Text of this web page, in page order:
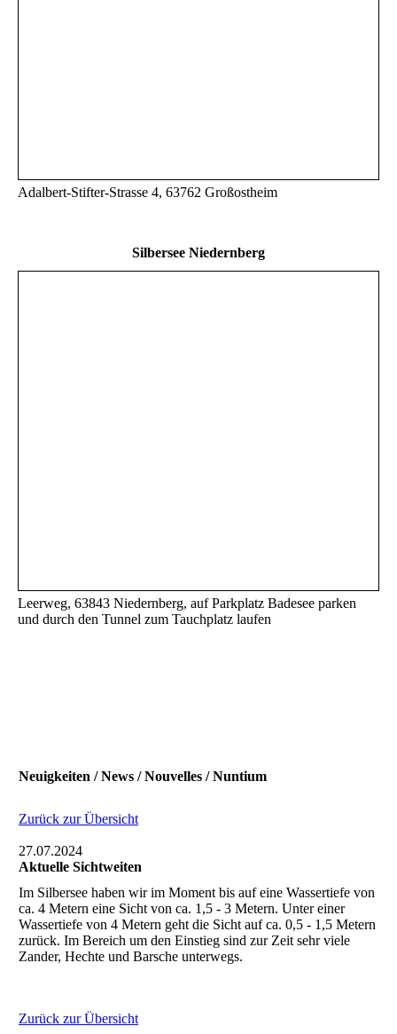
Adalbert-Stifter-Strasse 4, 63762 Großostheim
Silbersee Niedernberg
Leerweg, 63843 Niedernberg, auf Parkplatz Badesee parken
und durch den Tunnel zum Tauchplatz laufen
Neuigkeiten / News / Nouvelles / Nuntium
Zurück zur Übersicht
27.07.2024
Aktuelle Sichtweiten
Im Silbersee haben wir im Moment bis auf eine Wassertiefe von
ca. 4 Metern eine Sicht von ca. 1,5 - 3 Metern. Unter einer
Wassertiefe von 4 Metern geht die Sicht auf ca. 0,5 - 1,5 Metern
zurück. Im Bereich um den Einstieg sind zur Zeit sehr viele
Zander, Hechte und Barsche unterwegs.
Zurück zur Übersicht